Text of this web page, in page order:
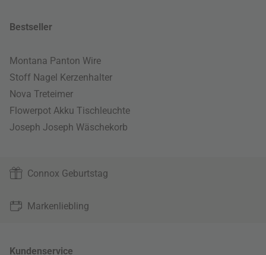
Bestseller
Montana Panton Wire
Stoff Nagel Kerzenhalter
Nova Treteimer
Flowerpot Akku Tischleuchte
Joseph Joseph Wäschekorb
Connox Geburtstag
Markenliebling
Kundenservice